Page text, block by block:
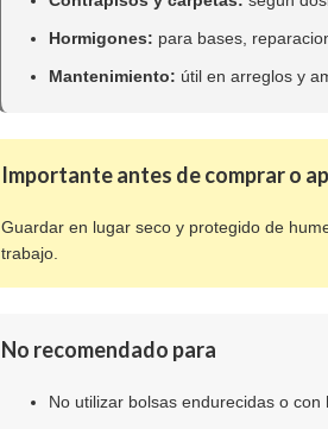
Hormigones: para bases,
Mantenimiento: útil en arreglos y
Importante antes de comprar o
Guardar en lugar seco y protegido de
trabajo.
No recomendado para
No utilizar bolsas endurecidas o con